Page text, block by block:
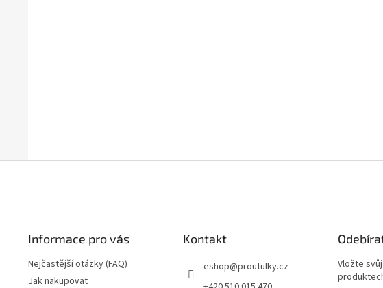
Informace pro vás
Nejčastější otázky (FAQ)
Jak nakupovat
Kontakt
eshop@proutulky.cz
Vložte